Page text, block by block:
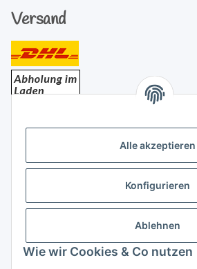
Alle akzeptieren
Konfigurieren
Ablehnen
Wie wir Cookies & Co nutzen
Versand
Rechtliches